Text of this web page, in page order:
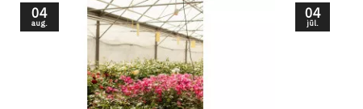
04
aug.
04
jūl.